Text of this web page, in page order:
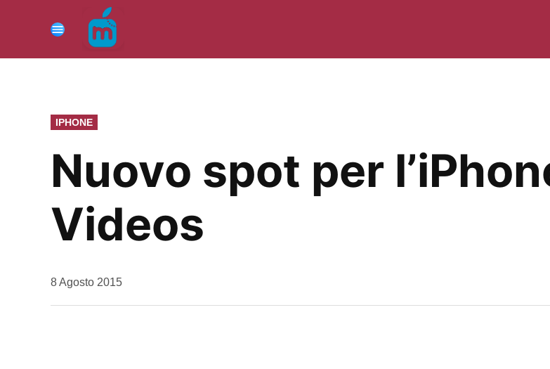
contenuto
Menu
PUBBLICATO
IN
IPHONE
Nuovo spot per
Videos
da
8 Agosto 2015